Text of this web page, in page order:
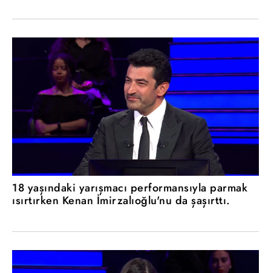
18 yaşındaki yarışmacı performansıyla parmak
ısırtırken Kenan İmirzalıoğlu'nu da şaşırttı.